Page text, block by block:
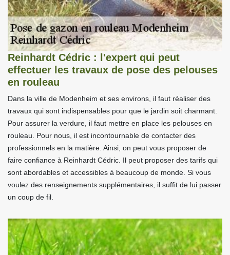
Reinhardt Cédric : l'expert qui peut
effectuer les travaux de pose des pelouses
en rouleau
Dans la ville de Modenheim et ses environs, il faut réaliser des
travaux qui sont indispensables pour que le jardin soit charmant.
Pour assurer la verdure, il faut mettre en place les pelouses en
rouleau. Pour nous, il est incontournable de contacter des
professionnels en la matière. Ainsi, on peut vous proposer de
faire confiance à Reinhardt Cédric. Il peut proposer des tarifs qui
sont abordables et accessibles à beaucoup de monde. Si vous
voulez des renseignements supplémentaires, il suffit de lui passer
un coup de fil.